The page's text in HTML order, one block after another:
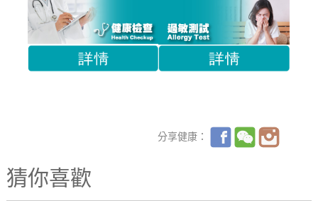
分享健康：
猜你喜歡